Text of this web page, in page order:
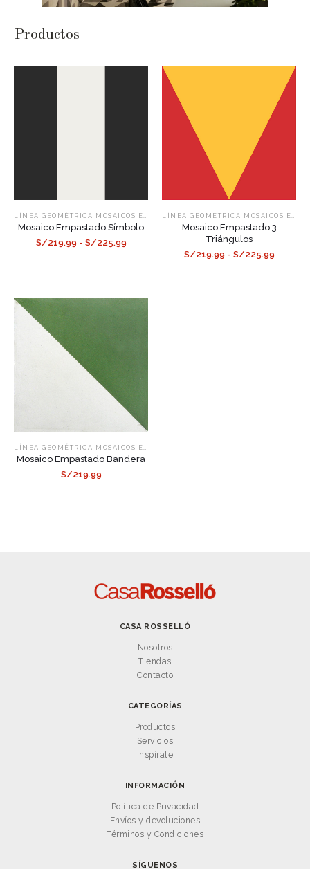
Productos
LÍNEA GEOMÉTRICA, MOSAICOS EMPASTADOS
Mosaico Empastado Símbolo
S/219.99 - S/225.99
LÍNEA GEOMÉTRICA, MOSAICOS EMPASTADOS
Mosaico Empastado 3
Triángulos
S/219.99 - S/225.99
LÍNEA GEOMÉTRICA MOSAICOS EMPASTADOS
Mosaico Empastado Bandera
S/219.99
CASA ROSSELLÓ
Nosotros
Tiendas
Contacto
CATEGORÍAS
Productos
Servicios
Inspírate
INFORMACIÓN
Política de Privacidad
Envíos y devoluciones
Términos y Condiciones
SÍGUENOS